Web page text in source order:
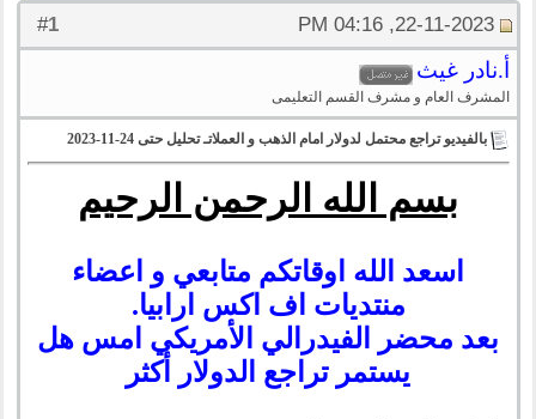
#
1 22-11-2023, 04:16 PM
أ.نادر غيث
المشرف العام و مشرف القسم التعليمى
بالفيديو تراجع محتمل لدولار امام الذهب و العملاتـ تحليل حتى 24-11-2023
بسم الله الرحمن الرحيم
اسعد الله اوقاتكم متابعي و اعضاء
منتديات اف اكس ارابيا.
بعد محضر الفيدرالي الأمريكي امس هل
يستمر تراجع الدولار أكثر